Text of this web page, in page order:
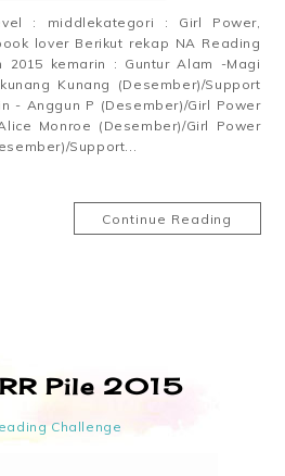
: middlekategori : Girl Power,
lover Berikut rekap NA Reading
kemarin : Guntur Alam -Magi
Kunang (Desember)/Support
- Anggun P (Desember)/Girl Power
Monroe (Desember)/Girl Power
Support...
Continue Reading
Pile 2015
Challenge